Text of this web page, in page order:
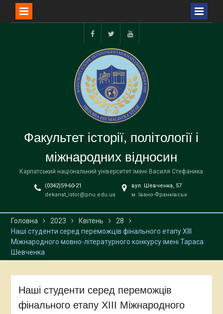
facebooktwitter youtube
Факультет історії, політології і
міжнародних відносин
Карпатський національний університет імені Василя Стефаника
(0342)59-60-21
dekanat_istor@pnu.edu.ua
вул. Шевченка, 57
м. Івано-Франківськ
Головна 2023 Квітень
28
Наші студенти серед переможців фінального етапу XIII
Міжнародного мовно-літературного конкурсу імені Тараса
Шевченка
Наші студенти серед переможців
фінального етапу XIII Міжнародного